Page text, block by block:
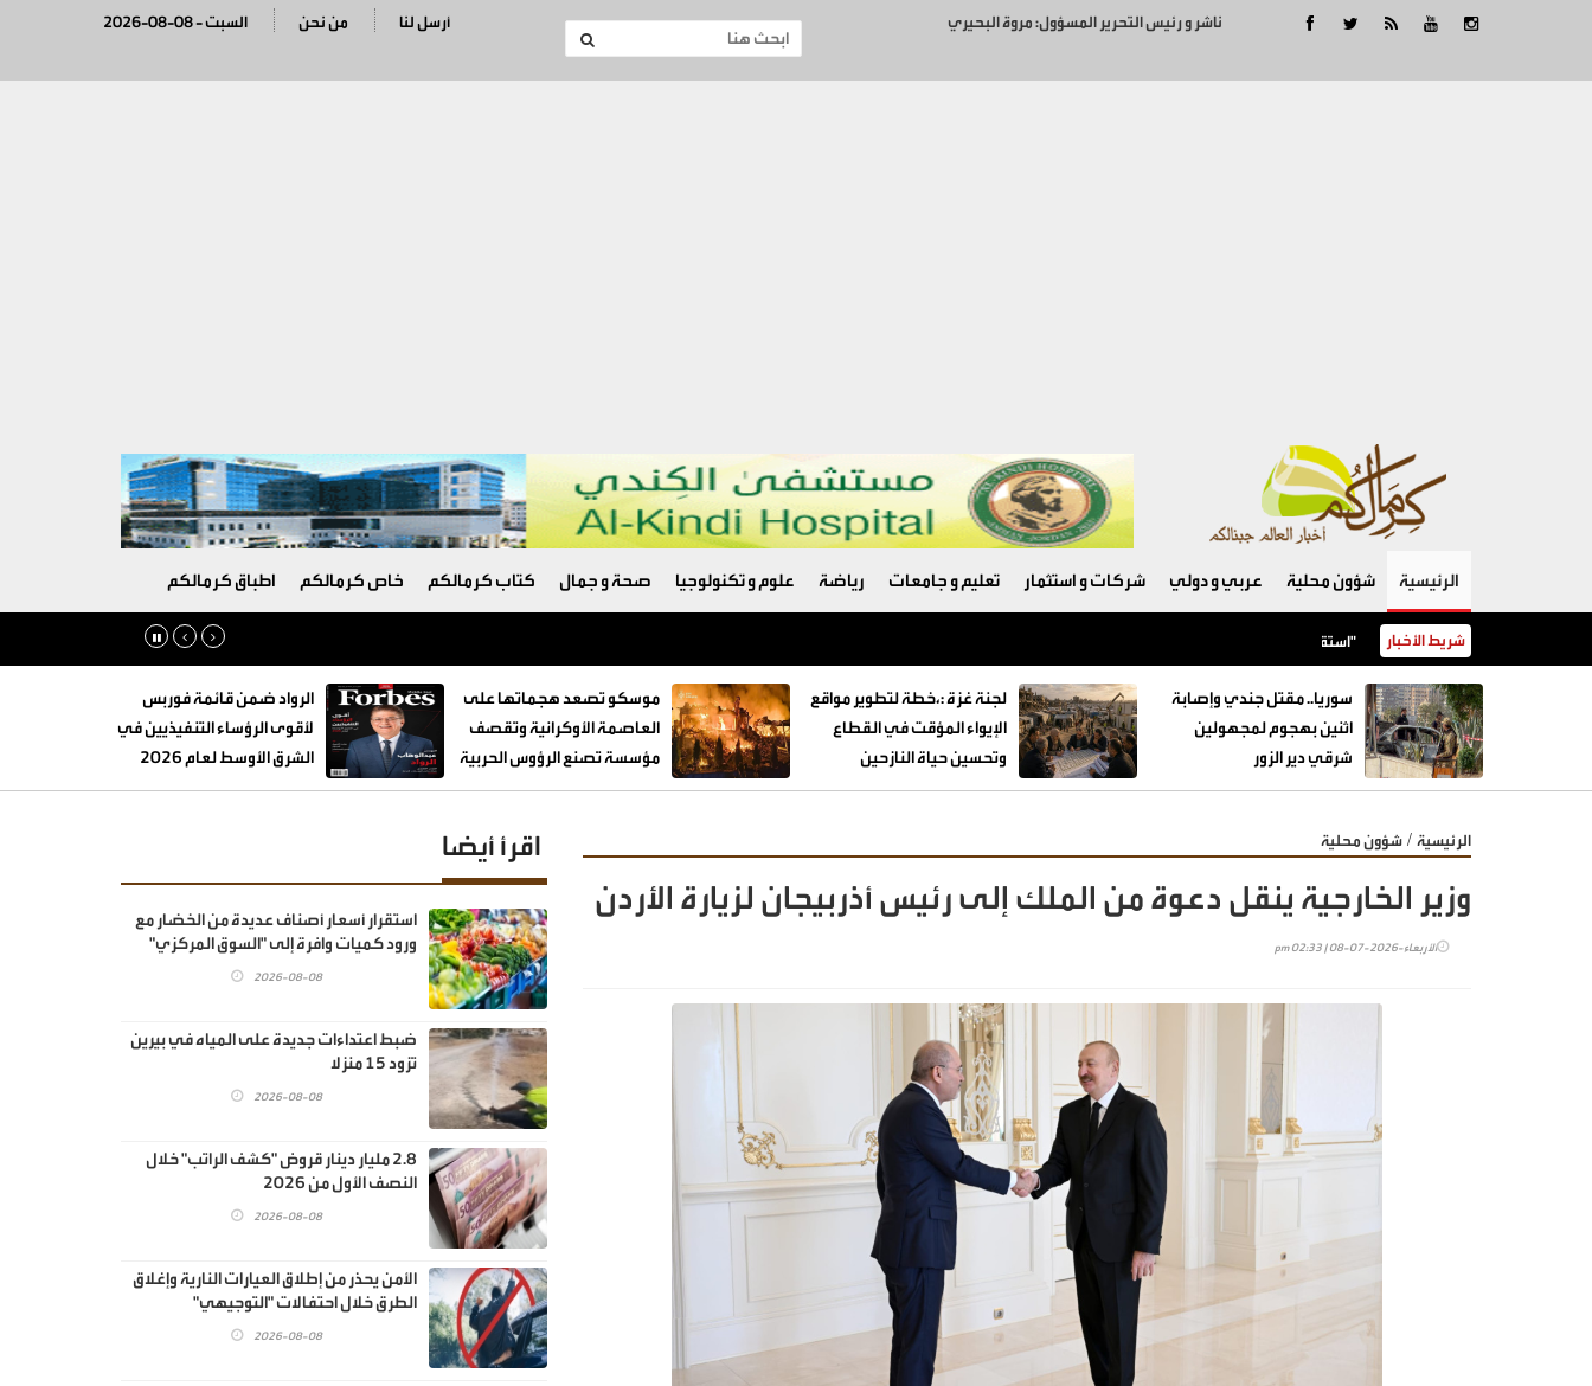
ناشر و رئيس التحرير المسؤول: مروة البحيري 2026-08-08 - السبت من نحن أرسل لنا
الرئيسية شؤون محلية عربي و دولي شركات و استثمار تعليم و جامعات رياضة علوم و تكنولوجيا صحة و جمال كتاب كرمالكم خاص كرمالكم اطباق كرمالكم
شريط الأخبار استقرار أسعار أصناف عديدة من الخضار مع ورود كميات وافرة إلى "السوق المركزي"
سوريا.. مقتل جندي وإصابة
اثنين بهجوم لمجهولين
شرقي دير الزور
لجنة غزة :،خطة لتطوير مواقع
الإيواء المؤقت في القطاع
وتحسين حياة النازحين
موسكو تصعد هجماتها على
العاصمة الأوكرانية وتقصف
مؤسسة تصنع الرؤوس الحربية
الرواد ضمن قائمة فوربس
لأقوى الرؤساء التنفيذيين في
الشرق الأوسط لعام 2026
الرئيسية / شؤون محلية
وزير الخارجية ينقل دعوة من الملك إلى رئيس أذربيجان لزيارة الأردن
الأربعاء-2026-07-08 | 02:33 pm
اقرأ أيضا
استقرار أسعار أصناف عديدة من الخضار مع
ورود كميات وافرة إلى "السوق المركزي"
2026-08-08
ضبط اعتداءات جديدة على المياه في بيرين
تزود 15 منزلا
2026-08-08
2.8 مليار دينار قروض "كشف الراتب" خلال
النصف الأول من 2026
2026-08-08
الأمن يحذر من إطلاق العيارات النارية وإغلاق
الطرق خلال احتفالات "التوجيهي"
2026-08-08